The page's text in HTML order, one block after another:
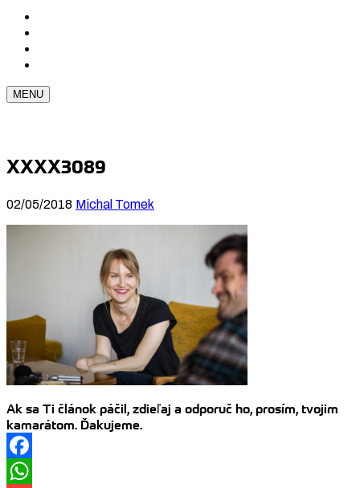
MENU
XXXX3089
02/05/2018 Michal Tomek
Ak sa Ti článok páčil, zdieľaj a odporuč ho, prosím, tvojim
kamarátom. Ďakujeme.
Facebook